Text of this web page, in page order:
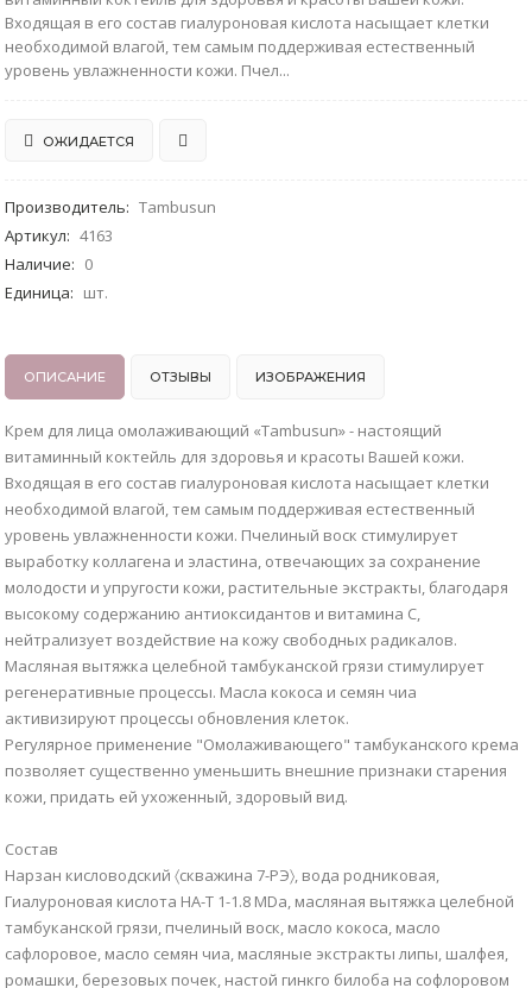
Входящая в его состав гиалуроновая кислота насыщает клетки
необходимой влагой, тем самым поддерживая естественный
уровень увлажненности кожи. Пчел...
ОЖИДАЕТСЯ
Производитель: Tambusun
Артикул: 4163
Наличие: 0
Единица: шт.
ОПИСАНИЕ ОТЗЫВЫ ИЗОБРАЖЕНИЯ
Крем для лица омолаживающий «Tambusun» - настоящий
витаминный коктейль для здоровья и красоты Вашей кожи.
Входящая в его состав гиалуроновая кислота насыщает клетки
необходимой влагой, тем самым поддерживая естественный
уровень увлажненности кожи. Пчелиный воск стимулирует
выработку коллагена и эластина, отвечающих за сохранение
молодости и упругости кожи, растительные экстракты, благодаря
высокому содержанию антиоксидантов и витамина С,
нейтрализует воздействие на кожу свободных радикалов.
Масляная вытяжка целебной тамбуканской грязи стимулирует
регенеративные процессы. Масла кокоса и семян чиа
активизируют процессы обновления клеток.
Регулярное применение "Омолаживающего" тамбуканского крема
позволяет существенно уменьшить внешние признаки старения
кожи, придать ей ухоженный, здоровый вид.
Состав
Нарзан кисловодский 〈скважина 7-РЭ〉, вода родниковая,
Гиалуроновая кислота НА-T 1-1.8 МDa, масляная вытяжка целебной
тамбуканской грязи, пчелиный воск, масло кокоса, масло
сафлоровое, масло семян чиа, масляные экстракты липы, шалфея,
ромашки, березовых почек, настой гинкго билоба на софлоровом